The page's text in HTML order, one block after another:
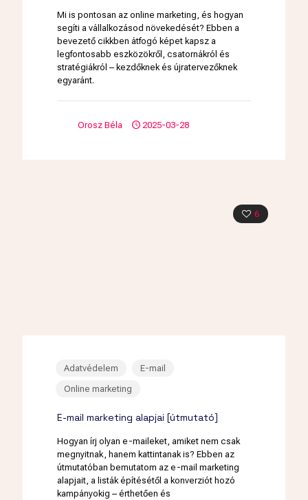
Mi is pontosan az online marketing, és hogyan
segíti a vállalkozásod növekedését? Ebben a
bevezető cikkben átfogó képet kapsz a
legfontosabb eszközökről, csatornákról és
stratégiákról – kezdőknek és újratervezőknek
egyaránt.
Orosz Béla 2025-03-28
6
Adatvédelem
E-mail
Online marketing
E-mail marketing alapjai [útmutató]
Hogyan írj olyan e-maileket, amiket nem csak
megnyitnak, hanem kattintanak is? Ebben az
útmutatóban bemutatom az e-mail marketing
alapjait, a listák építésétől a konverziót hozó
kampányokig – érthetően és